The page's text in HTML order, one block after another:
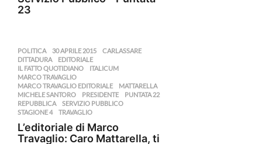
23
POLITICA 30 APRILE 2015 ,CARLASSARE
DITTADURA
,EDITORIALE
IL FATTO QUOTIDIANO
,ITALICUM
MARCO TRAVAGLIO
MARCO TRAVAGLIO EDITORIALE
,MATTARELLA
MICHELE SANTORO
,PRESIDENTE ,PUNTATA 22
REPUBBLICA
,SERVIZIO PUBBLICO
STAGIONE 4
,TRAVAGLIO
L’editoriale di Marco
Travaglio: Caro Mattarella, ti